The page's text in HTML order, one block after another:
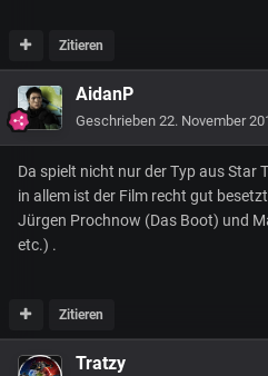
Zitieren
AidanP
Geschrieben 22. November
Da spielt nicht nur der Typ aus Star
in allem ist der Film recht gut
Jürgen Prochnow (Das Boot) und
etc.) .
Zitieren
Tratzy